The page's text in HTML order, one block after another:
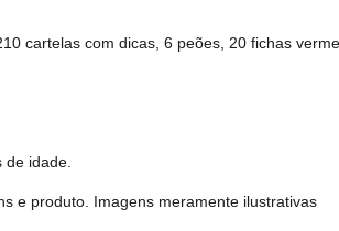
cartelas com dicas, 6 peões, 20 fichas
idade.
e produto. Imagens meramente ilustrativas